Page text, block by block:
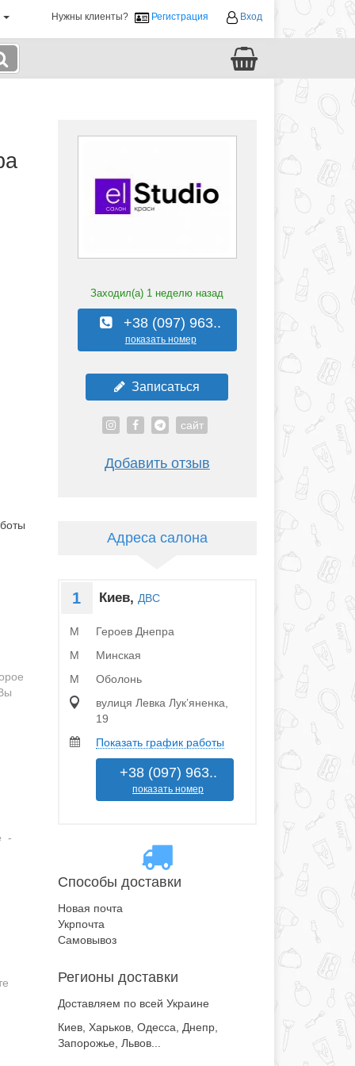
Нужны клиенты? Регистрация Вход
-
Заходил(а) 1 неделю назад
+38 (097) 963..
показать номер
Записаться
сайт
Добавить отзыв
Адреса салона
1 Киев, ДВС
M
Героев Днепра
M
Минская
M
Оболонь
вулиця Левка Лукʼяненка,
19
Показать график работы
+38 (097) 963..
показать номер
Способы доставки
Новая почта
Укрпочта
Самовывоз
Регионы доставки
Доставляем по всей Украине
Киев, Харьков, Одесса, Днепр,
Запорожье, Львов...